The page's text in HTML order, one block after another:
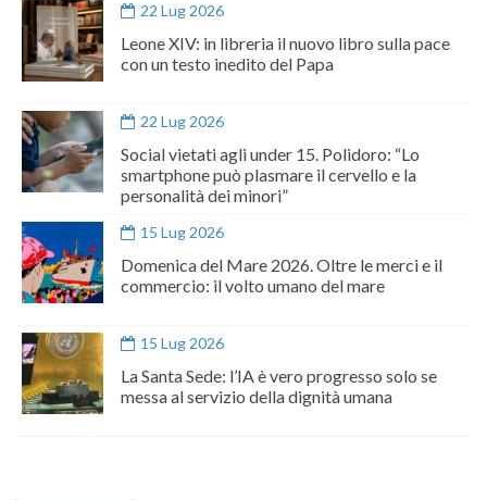
22 Lug 2026
Leone XIV: in libreria il nuovo libro sulla pace
con un testo inedito del Papa
22 Lug 2026
Social vietati agli under 15. Polidoro: “Lo
smartphone può plasmare il cervello e la
personalità dei minori”
15 Lug 2026
Domenica del Mare 2026. Oltre le merci e il
commercio: il volto umano del mare
15 Lug 2026
La Santa Sede: l’IA è vero progresso solo se
messa al servizio della dignità umana